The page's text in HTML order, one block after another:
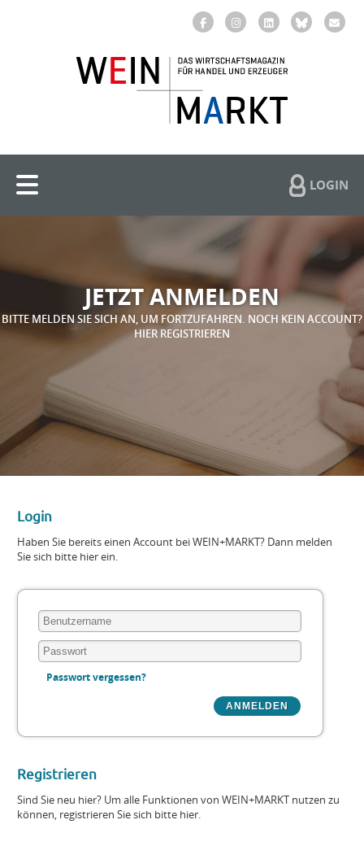
LOGIN
JETZT ANMELDEN
BITTE MELDEN SIE SICH AN, UM FORTZUFAHREN. NOCH KEIN ACCOUNT?
HIER REGISTRIEREN
Login
Haben Sie bereits einen Account bei WEIN+MARKT? Dann melden
Sie sich bitte hier ein.
Passwort vergessen?
Registrieren
Sind Sie neu hier? Um alle Funktionen von WEIN+MARKT nutzen zu
können, registrieren Sie sich bitte hier.